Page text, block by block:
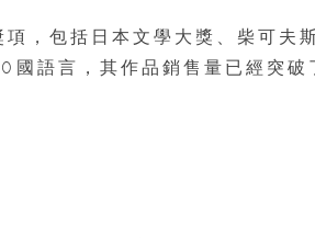
，包括日本文學大獎、柴可夫
語言，其作品銷售量已經突破